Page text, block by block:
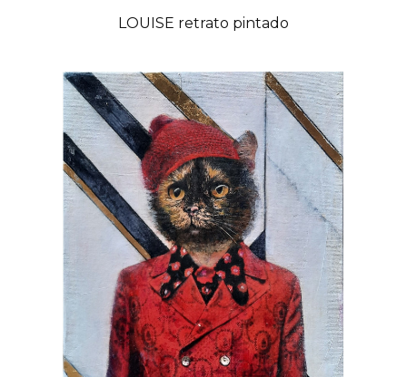
LOUISE retrato pintado